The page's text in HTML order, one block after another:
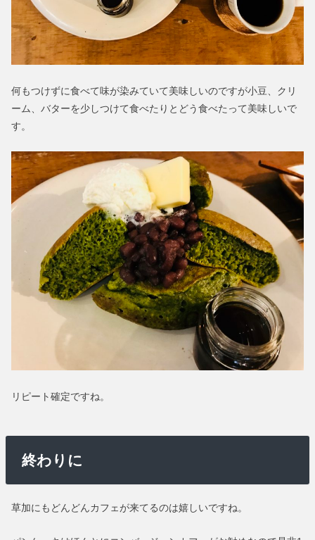
何もつけずに食べて味が染みていて美味しいのですが小豆、クリ
ーム、バターを少しつけて食べたりとどう食べたって美味しいで
す。
リピート確定ですね。
終わりに
草加にもどんどんカフェが来てるのは嬉しいですね。